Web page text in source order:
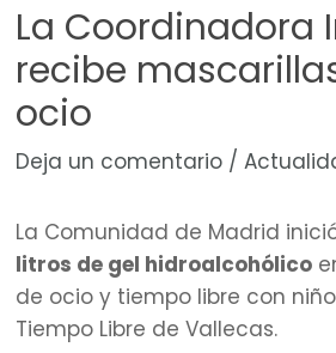
La Coordinadora
recibe
ocio
Deja un comentario /
La Comunidad de Madrid
litros de gel hidroalcohólico
de ocio y tiempo libre con
Tiempo Libre de Vallecas.